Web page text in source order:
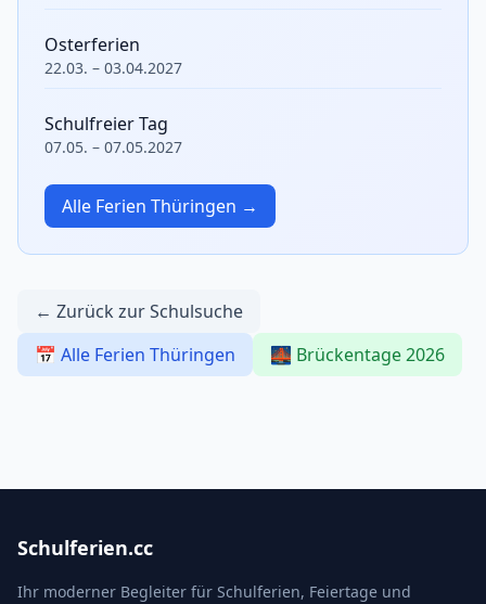
Osterferien
22.03. – 03.04.2027
Schulfreier Tag
07.05. – 07.05.2027
Alle Ferien Thüringen →
← Zurück zur Schulsuche
📅 Alle Ferien Thüringen
🌉 Brückentage 2026
Schulferien.cc
Ihr moderner Begleiter für Schulferien, Feiertage und